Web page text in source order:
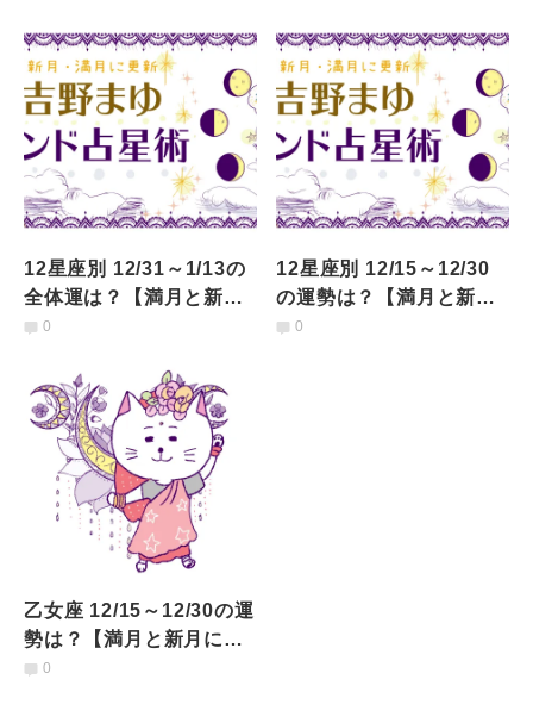
12星座別 12/31～1/13の
全体運は？【満月と新月
に更新！インド占星術】
0
12星座別 12/15～12/30
の運勢は？【満月と新月
に更新！インド占星術】
0
乙女座 12/15～12/30の運
勢は？【満月と新月に更
新！インド占星術】
0